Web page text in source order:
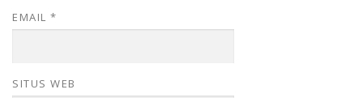
EMAIL *
SITUS WEB